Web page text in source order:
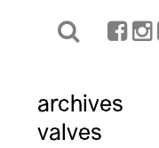
archives
valves